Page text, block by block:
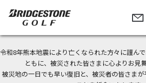
令和8年熊本地震により亡くなられた方々に謹ん
ともに、被災された皆さまに心よりお見
被災地の一日でも早い復旧と、被災者の皆さま
今なら新規会員登録で1,000円OFFクーポンプ